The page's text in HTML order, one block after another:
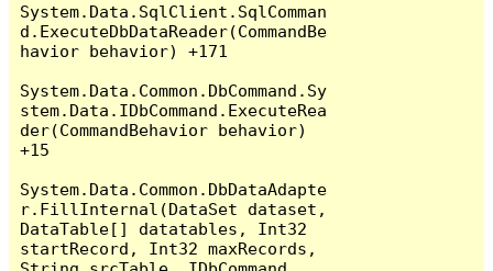
System.Data.SqlClient.SqlComman
d.ExecuteDbDataReader(CommandBe
havior behavior) +171
System.Data.Common.DbCommand.Sy
stem.Data.IDbCommand.ExecuteRea
der(CommandBehavior behavior)
+15
System.Data.Common.DbDataAdapte
r.FillInternal(DataSet dataset,
DataTable[] datatables, Int32
startRecord, Int32 maxRecords,